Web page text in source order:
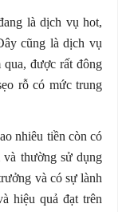
là dịch vụ hot,
cũng là dịch vụ
qua, được rất đông
rỗ có mức trung
nhiêu tiền còn có
và thường sử dụng
và có sự lành
hiệu quả đạt trên